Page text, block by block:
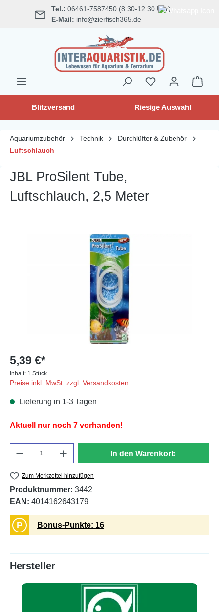
springen Tel.: 06461-7587450 (8:30-12:30 Uhr)
E-Mail: info@zierfisch365.de
Blitzversand Riesige Auswahl
Aquariumzubehör Technik
Durchlüfter & Zubehör
Luftschlauch
JBL ProSilent Tube,
Luftschlauch, 2,5 Meter
Bildergalerie überspringen
5,39 €*
Inhalt: 1 Stück
Preise inkl. MwSt. zzgl. Versandkosten
Lieferung in 1-3 Tagen
Aktuell nur noch 7 vorhanden!
In den Warenkorb
Zum Merkzettel hinzufügen
Produktnummer: 3442
EAN: 4014162643179
P Bonus-Punkte: 16
Hersteller